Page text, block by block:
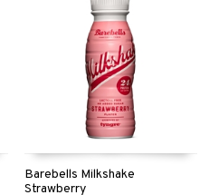
Barebells Milkshake
Strawberry